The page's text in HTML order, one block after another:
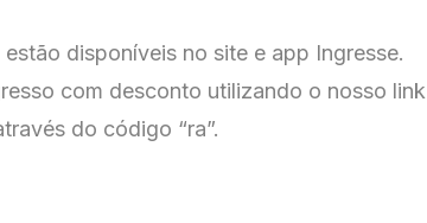
disponíveis no site e app Ingresse.
com desconto utilizando o nosso link
do código “ra”.